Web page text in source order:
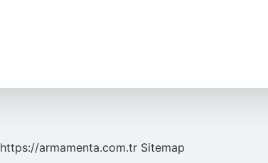
https://armamenta.com.tr Sitemap